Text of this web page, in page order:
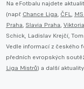
Na eFotbalu najdete
(např. Chance Liga, ČFL,
Praha, Slavia Praha,
Schick, Ladislav Krejčí,
Vedle informací z českého
předních evropských
Liga Mistrů) a další